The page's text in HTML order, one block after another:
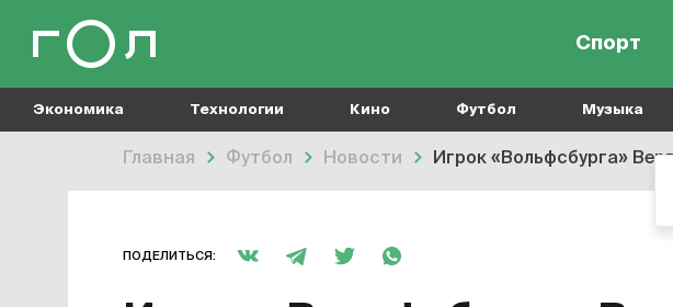
Спорт
Экономика Технологии Кино Футбол Музыка
Главная Футбол Новости Игрок «Вольфсбурга»
ПОДЕЛИТЬСЯ: